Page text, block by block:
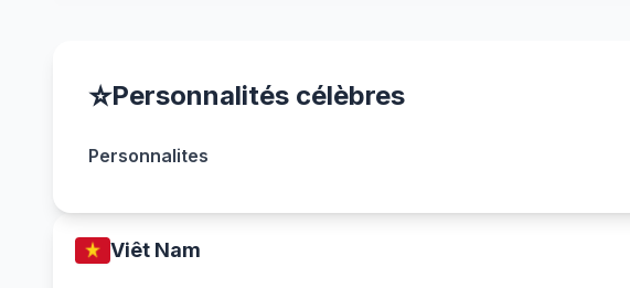
⭐Personnalités célèbres
Personnalites
Viêt Nam